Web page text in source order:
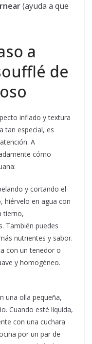
(ayuda a que
a
de
inflado y textura
tan especial, es
A
cómo
y cortando el
hiérvelo en agua con
tierno,
También puedes
nutrientes y sabor.
con un tenedor o
y homogéneo.
una olla pequeña,
Cuando esté líquida,
con una cuchara
por un par de